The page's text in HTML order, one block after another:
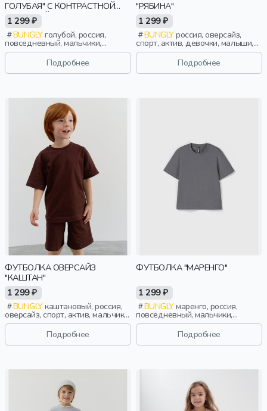
ГОЛУБАЯ" С КОНТРАСТНОЙ
ОТДЕЛКОЙ
1 299 ₽
BUNGLYголубой, россия,
повседневный, мальчики,
малыши, дошкольники, дети
Подробнее
"РЯБИНА"
1 299 ₽
BUNGLYроссия, оверсайз,
спорт, актив, девочки, малыши,
дошкольники, дети
Подробнее
ФУТБОЛКА ОВЕРСАЙЗ
"КАШТАН"
1 299 ₽
BUNGLYкаштановый, россия,
оверсайз, спорт, актив, мальчики,
малыши, дошкольники, дети
Подробнее
ФУТБОЛКА "МАРЕНГО"
1 299 ₽
BUNGLYмаренго, россия,
повседневный, мальчики,
школьники, подростки, дети
Подробнее